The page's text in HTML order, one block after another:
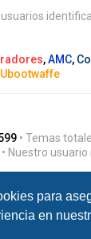
para
en
usuarios
,AMC,
Ubootwaffe
• Temas
• Nuestro